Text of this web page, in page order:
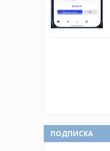
ПОДПИСКА